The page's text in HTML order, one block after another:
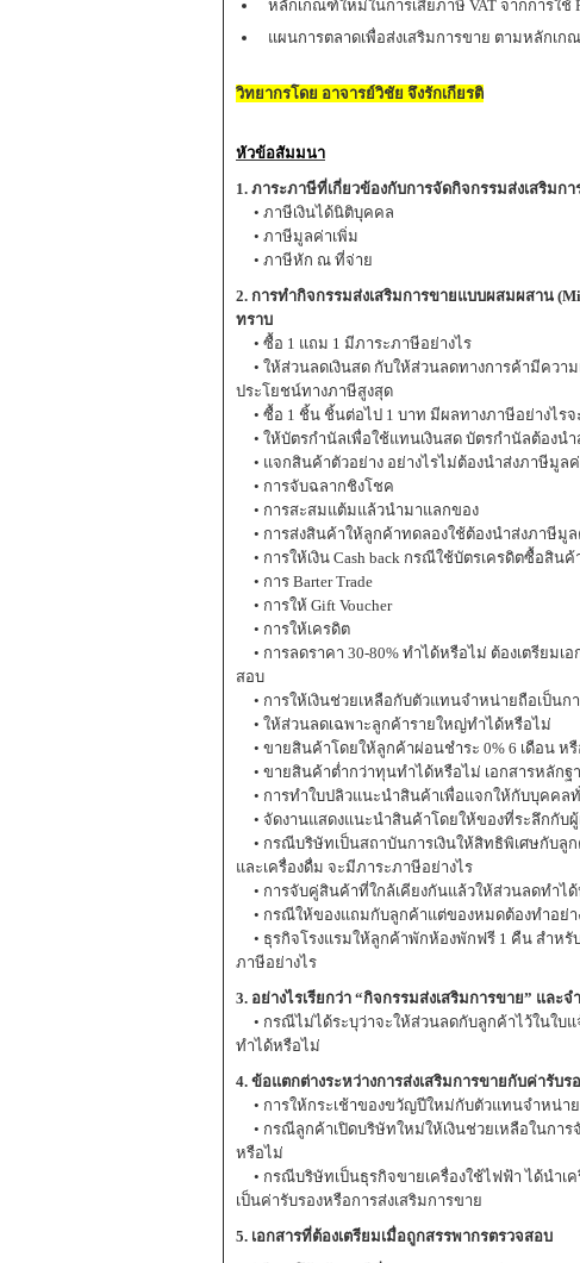
หลักเกณฑ์ใหม่ในการเสียภาษี VAT จากการใช้
แผนการตลาดเพื่อส่งเสริมการขาย ตามหลักเก
วิทยากรโดย อาจารย์วิชัย จึงรักเกียรติ
หัวข้อสัมมนา
1. ภาระภาษีที่เกี่ยวข้องกับการจัดกิจกรรมส่งเสริมกา
• ภาษีเงินได้นิติบุคคล
• ภาษีมูลค่าเพิ่ม
• ภาษีหัก ณ ที่จ่าย
2. การทำกิจกรรมส่งเสริมการขายแบบผสมผสาน
ทราบ
• ซื้อ 1 แถม 1 มีภาระภาษีอย่างไร
• ให้ส่วนลดเงินสด กับให้ส่วนลดทางการค้ามีควา
ประโยชน์ทางภาษีสูงสุด
• ซื้อ 1 ชิ้น ชิ้นต่อไป 1 บาท มีผลทางภาษีอย่างไร
• ให้บัตรกำนัลเพื่อใช้แทนเงินสด บัตรกำนัลต้องน
• แจกสินค้าตัวอย่าง อย่างไรไม่ต้องนำส่งภาษีมูล
• การจับฉลากชิงโชค
• การสะสมแต้มแล้วนำมาแลกของ
• การส่งสินค้าให้ลูกค้าทดลองใช้ต้องนำส่งภาษีมู
• การให้เงิน Cash back กรณีใช้บัตรเครดิตซื้อสินค้
• การ Barter Trade
• การให้ Gift Voucher
• การให้เครดิต
• การลดราคา 30-80% ทำได้หรือไม่ ต้องเตรียม
สอบ
• การให้เงินช่วยเหลือกับตัวแทนจำหน่ายถือเป็นก
• ให้ส่วนลดเฉพาะลูกค้ารายใหญ่ทำได้หรือไม่
• ขายสินค้าโดยให้ลูกค้าผ่อนชำระ 0% 6 เดือน ห
• ขายสินค้าต่ำกว่าทุนทำได้หรือไม่ เอกสารหลักฐ
• การทำใบปลิวแนะนำสินค้าเพื่อแจกให้กับบุคคล
• จัดงานแสดงแนะนำสินค้าโดยให้ของที่ระลึกกับ
• กรณีบริษัทเป็นสถาบันการเงินให้สิทธิพิเศษกับลู
และเครื่องดื่ม จะมีภาระภาษีอย่างไร
• การจับคู่สินค้าที่ใกล้เคียงกันแล้วให้ส่วนลดทำไ
• กรณีให้ของแถมกับลูกค้าแต่ของหมดต้องทำอย่า
• ธุรกิจโรงแรมให้ลูกค้าพักห้องพักฟรี 1 คืน สำหรั
ภาษีอย่างไร
3. อย่างไรเรียกว่า “กิจกรรมส่งเสริมการขาย” แล
• กรณีไม่ได้ระบุว่าจะให้ส่วนลดกับลูกค้าไว้ในใบ
ทำได้หรือไม่
4. ข้อแตกต่างระหว่างการส่งเสริมการขายกับค่ารับร
• การให้กระเช้าของขวัญปีใหม่กับตัวแทนจำหน่าย
• กรณีลูกค้าเปิดบริษัทใหม่ให้เงินช่วยเหลือในกา
หรือไม่
• กรณีบริษัทเป็นธุรกิจขายเครื่องใช้ไฟฟ้า ได้นำเ
เป็นค่ารับรองหรือการส่งเสริมการขาย
5. เอกสารที่ต้องเตรียมเมื่อถูกสรรพากรตรวจสอบ